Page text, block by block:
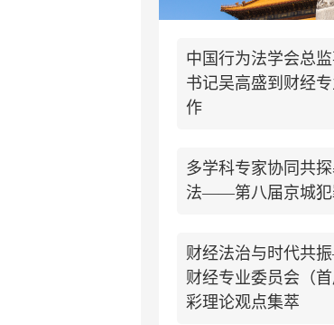
中国行为法学会总
书记吴高盛到财经
作
多学科专家协同共
法——第八届京城犯
财经法治与时代共
财经专业委员会（
彩理论观点集萃